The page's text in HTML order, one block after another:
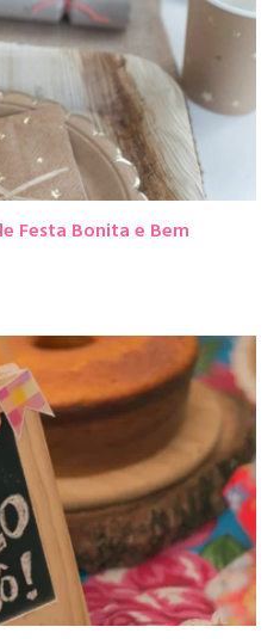
Festa Bonita e Bem